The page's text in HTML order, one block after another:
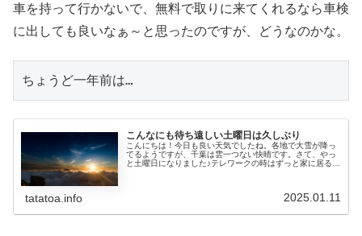
車を持って行かないで、無料で取りに来てくれるなら車検
に出しても良いなぁ～と思ったのですが、どうなのかな。
ちょうど一年前は…
こんなにも待ち遠しい土曜日は久しぶり
こんにちは！今日も良い天気でしたね。各地で大雪が降っ
てるようですが、千葉は雲一つない快晴です。さて、やっ
と土曜日になりました♪テレワークの時はずっと家に居るの
tatatoa.info 2025.01.11